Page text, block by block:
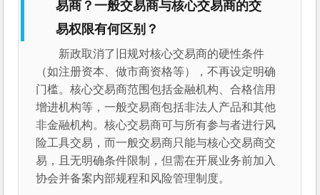
易商？一般交易商与核心交易商的交
易权限有何区别？
新政取消了旧规对核心交易商的硬性条件
（如注册资本、做市商资格等），不再设定明确
门槛。核心交易商范围包括金融机构、合格信用
增进机构等，一般交易商包括非法人产品和其他
非金融机构。核心交易商可与所有参与者进行风
险工具交易，而一般交易商只能与核心交易商交
易，且无明确条件限制，但需在开展业务前加入
协会并备案内部规程和风险管理制度。